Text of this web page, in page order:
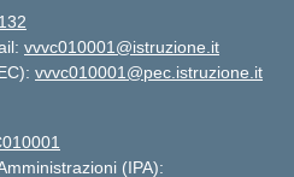
vvvc010001@istruzione.it
vvvc010001@pec.istruzione.it
(IPA):